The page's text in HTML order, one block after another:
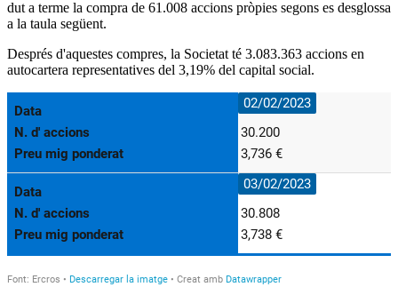
dut a terme la compra de 61.008 accions pròpies segons es desglossa
a la taula següent.
Després d'aquestes compres, la Societat té 3.083.363 accions en
autocartera representatives del 3,19% del capital social.